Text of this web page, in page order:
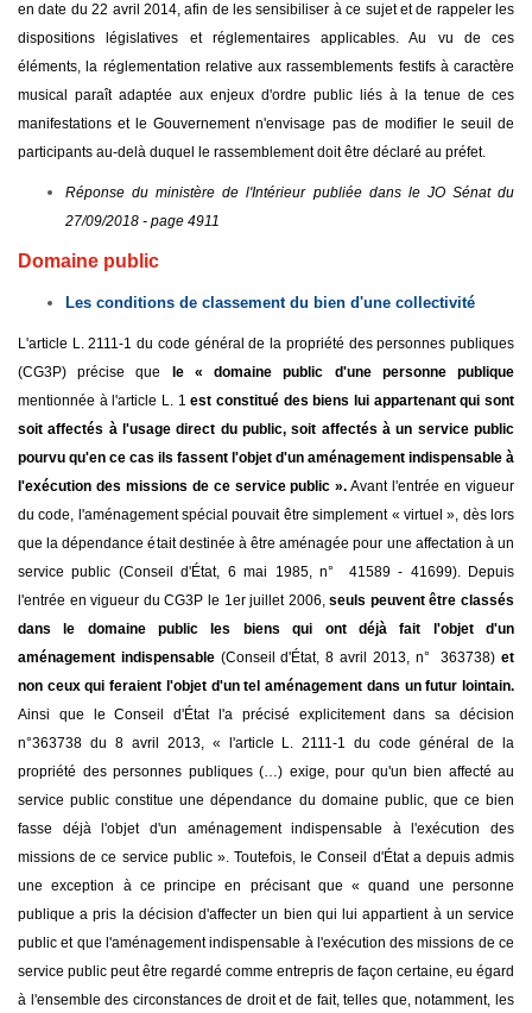
en date du 22 avril 2014, afin de les sensibiliser à ce sujet et de rappeler les
dispositions législatives et réglementaires applicables. Au vu de ces
éléments, la réglementation relative aux rassemblements festifs à caractère
musical paraît adaptée aux enjeux d'ordre public liés à la tenue de ces
manifestations et le Gouvernement n'envisage pas de modifier le seuil de
participants au-delà duquel le rassemblement doit être déclaré au préfet.
Réponse du ministère de l'Intérieur publiée dans le JO Sénat du
27/09/2018 - page 4911
Domaine public
Les conditions de classement du bien d'une collectivité
L'article L. 2111-1 du code général de la propriété des personnes publiques
(CG3P) précise que
le « domaine public d'une personne publique
mentionnée à l'article L. 1est constitué des biens lui appartenant qui sont
soit affectés à l'usage direct du public, soit affectés à un service public
pourvu qu'en ce cas ils fassent l'objet d'un aménagement indispensable à
l'exécution des missions de ce service public ». Avant l'entrée en vigueur
du code, l'aménagement spécial pouvait être simplement « virtuel », dès lors
que la dépendance était destinée à être aménagée pour une affectation à un
service public (Conseil d'État, 6 mai 1985, n° 41589 - 41699). Depuis
l'entrée en vigueur du CG3P le 1er juillet 2006,seuls peuvent être classés
dans le domaine public les biens qui ont déjà fait l'objet d'un
aménagement indispensable(Conseil d'État, 8 avril 2013, n° 363738)et
non ceux qui feraient l'objet d'un tel aménagement dans un futur lointain.
Ainsi que le Conseil d'État l'a précisé explicitement dans sa décision
n°363738 du 8 avril 2013, « l'article L. 2111-1 du code général de la
propriété des personnes publiques (…) exige, pour qu'un bien affecté au
service public constitue une dépendance du domaine public, que ce bien
fasse déjà l'objet d'un aménagement indispensable à l'exécution des
missions de ce service public ». Toutefois, le Conseil d'État a depuis admis
une exception à ce principe en précisant que « quand une personne
publique a pris la décision d'affecter un bien qui lui appartient à un service
public et que l'aménagement indispensable à l'exécution des missions de ce
service public peut être regardé comme entrepris de façon certaine, eu égard
à l'ensemble des circonstances de droit et de fait, telles que, notamment, les